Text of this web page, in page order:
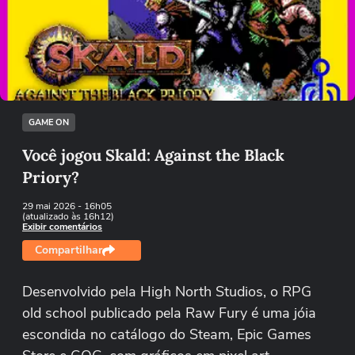
Não foi possível reproduzir o vídeo
Tentar novamente
GAME ON
Você jogou Skald: Against the Black
Priory?
29 mai 2026- 16h05
(atualizado às 16h12)
Exibir comentários
Compartilhar
Desenvolvido pela High North Studios, o RPG
old school publicado pela Raw Fury é uma jóia
escondida no catálogo do Steam, Epic Games